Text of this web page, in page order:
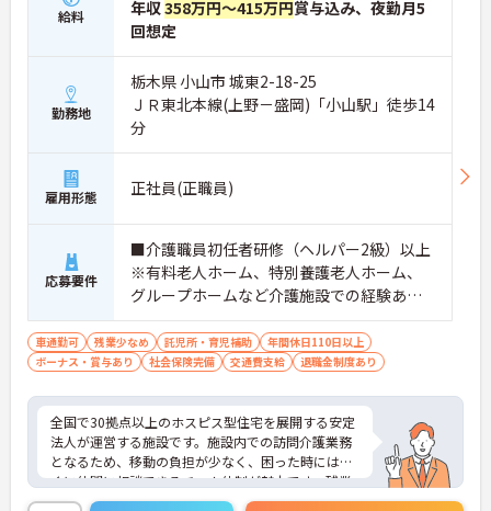
給料
年収358万円～415万円賞与込み、夜勤月5
回想定
勤務地
栃木県 小山市 城東2-18-25
ＪＲ東北本線(上野－盛岡)「小山駅」徒歩14
分
雇用形態 正社員(正職員)
応募要件
■介護職員初任者研修（ヘルパー2級）以上
※有料老人ホーム、特別養護老人ホーム、
グループホームなど介護施設での経験ある
方歓迎 ※ホスピス勤務（訪問介護）や「看
取り」が初めての方も可
車通勤可 残業少なめ 託児所・育児補助
年間休日110日以上
ボーナス・賞与あり
社会保険完備 交通費支給 退職金制度あり
全国で30拠点以上のホスピス型住宅を展開する安定
法人が運営する施設です。施設内での訪問介護業務
となるため、移動の負担が少なく、困った時にはす
ぐに仲間に相談できるチーム体制が魅力です。残業
は全社平均残業月5時間程度と少なく、3日以上の連